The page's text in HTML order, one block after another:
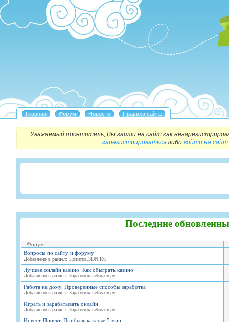
Уважаемый посетитель, Вы зашли на сайт как
зарегистрироватьсялибо войти на сайт
Последние
Форум
Вопросы по сайту и форуму
Добавлено в раздел: Позитив.3DN.Ru
Лучшее онлайн казино. Как обыграть казино
Добавлено в раздел: Заработок вебмастеру
Работа на дому. Проверенные способы заработка
Добавлено в раздел: Заработок вебмастеру
Играть и зарабатывать онлайн
Добавлено в раздел: Заработок вебмастеру
Инвест-Проект. Прибыль каждые 5 мин.